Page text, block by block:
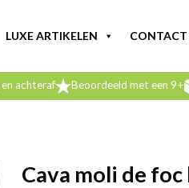
LUXE ARTIKELEN CONTACT
achteraf Beoordeeld met een 9+
Cava moli de foc